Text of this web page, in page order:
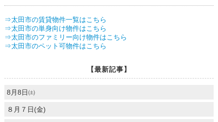
⇒太田市の賃貸物件一覧はこちら
⇒太田市の単身向け物件はこちら
⇒太田市のファミリー向け物件はこちら
⇒太田市のペット可物件はこちら
【最新記事】
8月8日㈯
８月７日(金)